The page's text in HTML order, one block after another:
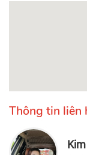
Thông tin liên